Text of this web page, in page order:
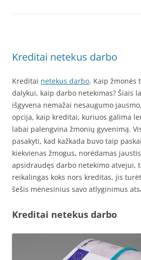
Kreditai netekus darbo
Kreditai netekus darbo. Kaip žmonės
dalykui, kaip darbo netekimas? Šiais
išgyvena nemažai nesaugumo
opcija, kaip kreditai, kuriuos galima
labai palengvina žmonių gyvenimą.
pasakyti, kad kažkada buvo taip
kiekvienas žmogus, norėdamas
apsidraudęs darbo netekimo atvejui,
reikalingas koks nors kreditas, jis
šešis mėnesinius savo atlyginimus
Kreditai netekus darbo